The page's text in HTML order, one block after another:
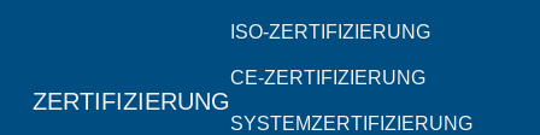
ZERTIFIZIERUNG
ISO-ZERTIFIZIERUNG
CE-ZERTIFIZIERUNG
SYSTEMZERTIFIZIERUNG